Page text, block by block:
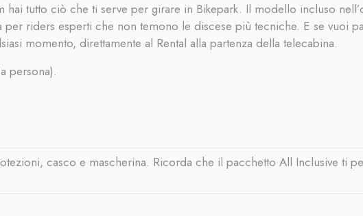
tutto ciò che ti serve per girare in Bikepark. Il modello incluso
riders esperti che non temono le discese più tecniche. E se vuoi
momento, direttamente al Rental alla partenza della telecabina.
persona).
casco e mascherina. Ricorda che il pacchetto All Inclusive ti